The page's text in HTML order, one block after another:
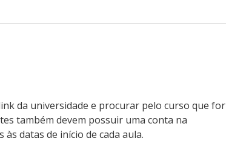
da universidade e procurar pelo curso que for
também devem possuir uma conta na
datas de início de cada aula.